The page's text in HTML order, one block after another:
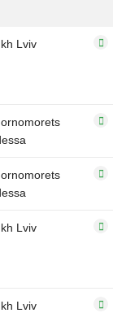
Lviv
Lviv
Lviv